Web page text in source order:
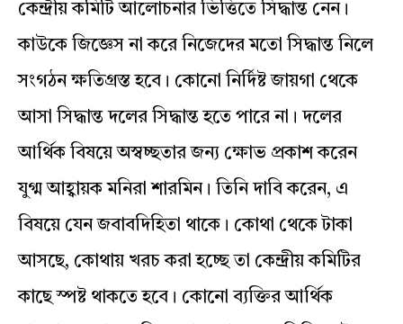
কেন্দ্রীয় কমিটি আলোচনার ভিত্তিতে সিদ্ধান্ত নেন।
কাউকে জিজ্ঞেস না করে নিজেদের মতো সিদ্ধান্ত নিলে
সংগঠন ক্ষতিগ্রস্ত হবে। কোনো নির্দিষ্ট জায়গা থেকে
আসা সিদ্ধান্ত দলের সিদ্ধান্ত হতে পারে না। দলের
আর্থিক বিষয়ে অস্বচ্ছতার জন্য ক্ষোভ প্রকাশ করেন
যুগ্ম আহ্বায়ক মনিরা শারমিন। তিনি দাবি করেন, এ
বিষয়ে যেন জবাবদিহিতা থাকে। কোথা থেকে টাকা
আসছে, কোথায় খরচ করা হচ্ছে তা কেন্দ্রীয় কমিটির
কাছে স্পষ্ট থাকতে হবে। কোনো ব্যক্তির আর্থিক